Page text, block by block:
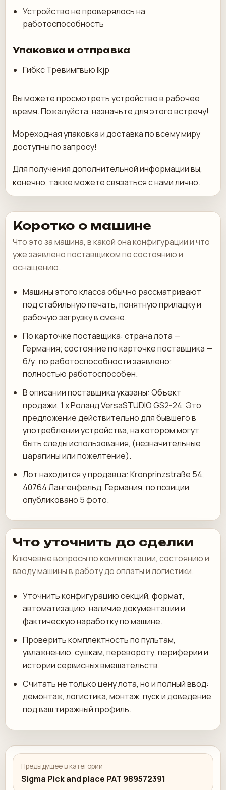
Устройство не проверялось на
работоспособность
Упаковка и отправка
Гибкс Тревимгвью Ikjp
Вы можете просмотреть устройство в рабочее
время. Пожалуйста, назначьте для этого встречу!
Мореходная упаковка и доставка по всему миру
доступны по запросу!
Для получения дополнительной информации вы,
конечно, также можете связаться с нами лично.
Коротко о машине
Что это за машина, в какой она конфигурации и что
уже заявлено поставщиком по состоянию и
оснащению.
Машины этого класса обычно рассматривают
под стабильную печать, понятную приладку и
рабочую загрузку в смене.
По карточке поставщика: страна лота —
Германия; состояние по карточке поставщика —
б/у; по работоспособности заявлено:
полностью работоспособен.
В описании поставщика указаны: Объект
продажи, 1 х Роланд VersaSTUDIO GS2-24, Это
предложение действительно для бывшего в
употреблении устройства, на котором могут
быть следы использования, (незначительные
царапины или пожелтение).
Лот находится у продавца: Kronprinzstraße 54,
40764 Лангенфельд, Германия, по позиции
опубликовано 5 фото.
Что уточнить до сделки
Ключевые вопросы по комплектации, состоянию и
вводу машины в работу до оплаты и логистики.
Уточнить конфигурацию секций, формат,
автоматизацию, наличие документации и
фактическую наработку по машине.
Проверить комплектность по пультам,
увлажнению, сушкам, перевороту, периферии и
истории сервисных вмешательств.
Считать не только цену лота, но и полный ввод:
демонтаж, логистика, монтаж, пуск и доведение
под ваш тиражный профиль.
Предыдущее в категории
Sigma Pick and place PAT 989572391